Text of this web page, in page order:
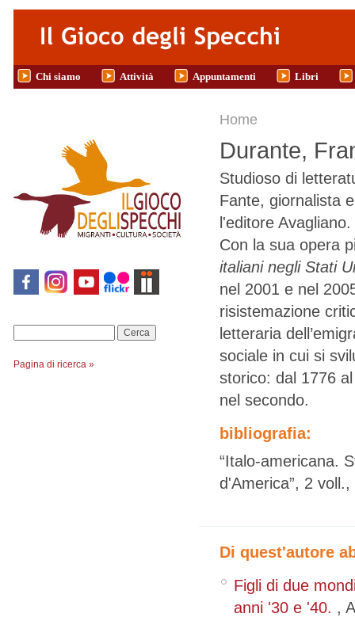
Salta al contenuto principale
Chi siamo Attività Appuntamenti Libri
Pagina di ricerca »
Tu sei qui
Home
Durante,
Studioso di
Fante, giornalista
l'editore Avagliano.
Con la sua opera
italiani negli Stati
nel 2001 e nel
risistemazione
letteraria
sociale in cui si
storico: dal 1776
nel secondo.
bibliografia:
“Italo-americana.
d'America”, 2
Di quest'autore
Figli di due
anni '30 e '40. ,